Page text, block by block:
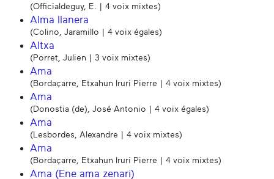
(Officialdeguy, E. | 4 voix mixtes)
Alma llanera
(Colino, Jaramillo | 4 voix égales)
Altxa
(Porret, Julien | 3 voix mixtes)
Ama
(Bordaçarre, Etxahun Iruri Pierre | 4 voix mixtes)
Ama
(Donostia (de), José Antonio | 4 voix égales)
Ama
(Lesbordes, Alexandre | 4 voix mixtes)
Ama
(Bordaçarre, Etxahun Iruri Pierre | 4 voix mixtes)
Ama (Ene ama zenari)